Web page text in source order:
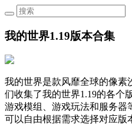
我的世界1.19版本合集
我的世界是款风靡全球的像素
们收集了我的世界1.19的各个
游戏模组、游戏玩法和服务器
可以自由根据需求选择对应版